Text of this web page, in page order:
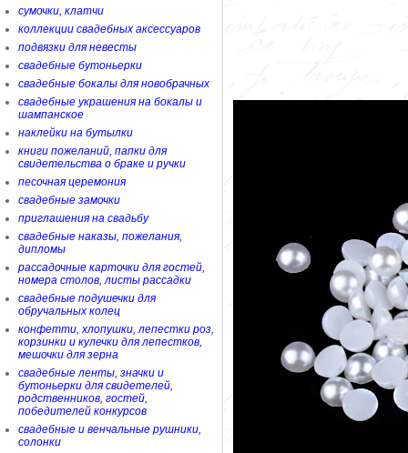
сумочки, клатчи
коллекции свадебных аксессуаров
подвязки для невесты
свадебные бутоньерки
свадебные бокалы для новобрачных
свадебные украшения на бокалы и
шампанское
наклейки на бутылки
книги пожеланий, папки для
свидетельства о браке и ручки
песочная церемония
свадебные замочки
приглашения на свадьбу
свадебные наказы, пожелания,
дипломы
рассадочные карточки для гостей,
номера столов, листы рассадки
свадебные подушечки для
обручальных колец
конфетти, хлопушки, лепестки роз,
корзинки и кулечки для лепестков,
мешочки для зерна
свадебные ленты, значки и
бутоньерки для свидетелей,
родственников, гостей,
победителей конкурсов
свадебные и венчальные рушники,
солонки